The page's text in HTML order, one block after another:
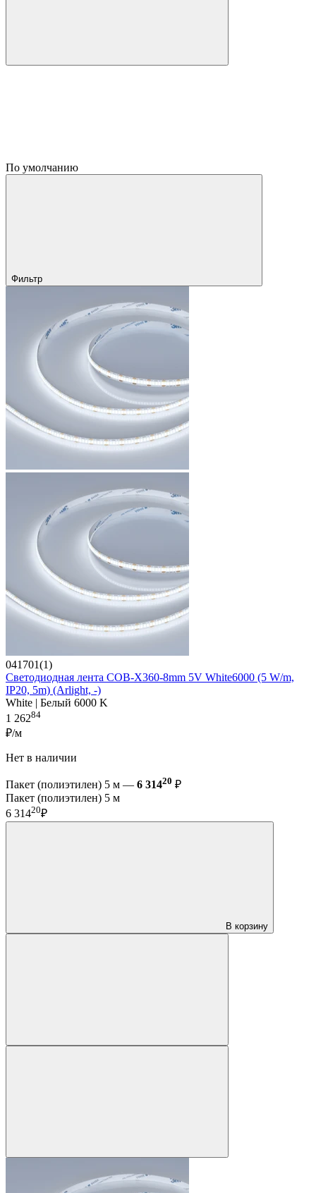
По умолчанию
Фильтр
041701(1)
Светодиодная лента COB-X360-8mm 5V White6000 (5 W/m,
IP20, 5m) (Arlight, -)
White | Белый 6000 K
1 26284
₽/м
Нет в наличии
Пакет (полиэтилен) 5 м — 6 31420 ₽
Пакет (полиэтилен) 5 м
6 31420₽
В корзину